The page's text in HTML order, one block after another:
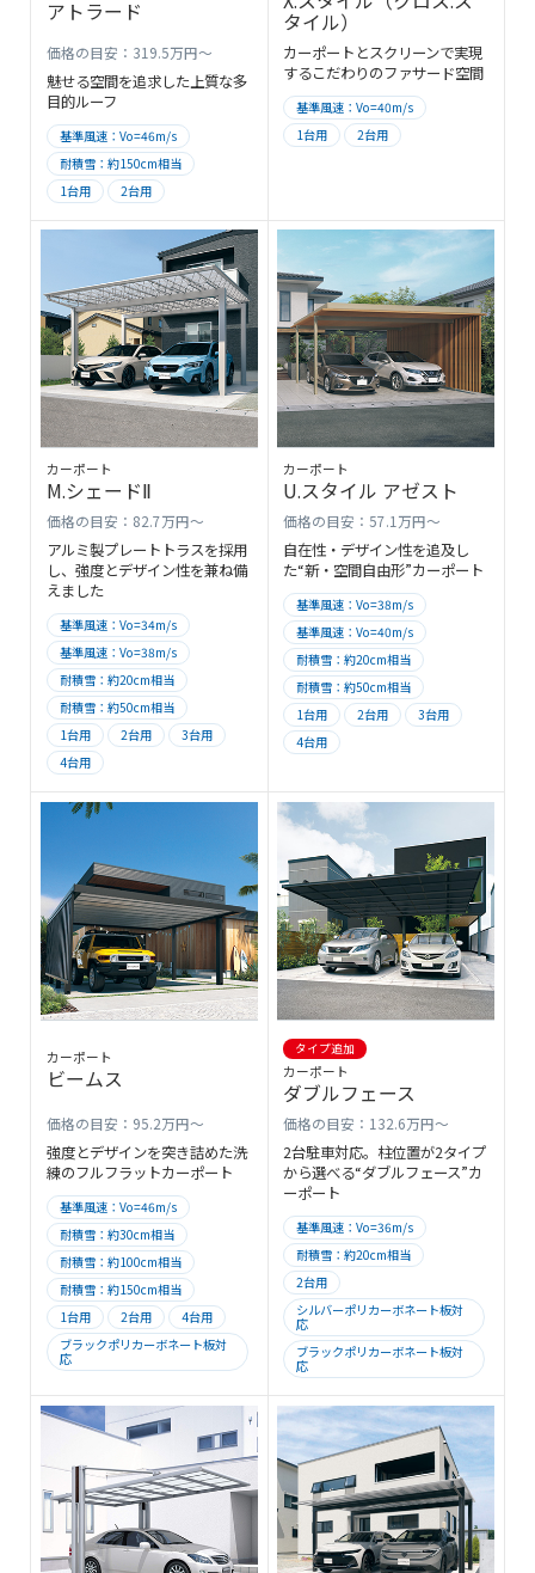
アトラード
価格の目安：319.5万円～
魅せる空間を追求した上質な多
目的ルーフ
基準風速：Vo=46m/s
耐積雪：約150cm相当
1台用
2台用
タイル）
カーポートとスクリーンで実現
するこだわりのファサード空間
基準風速：Vo=40m/s
1台用
2台用
カーポート
M.シェードⅡ
価格の目安：82.7万円～
アルミ製プレートトラスを採用
し、強度とデザイン性を兼ね備
えました
基準風速：Vo=34m/s
基準風速：Vo=38m/s
耐積雪：約20cm相当
耐積雪：約50cm相当
1台用
2台用
3台用
4台用
カーポート
U.スタイル アゼスト
価格の目安：57.1万円～
自在性・デザイン性を追及し
た“新・空間自由形”カーポート
基準風速：Vo=38m/s
基準風速：Vo=40m/s
耐積雪：約20cm相当
耐積雪：約50cm相当
1台用
2台用
3台用
4台用
カーポート
ビームス
価格の目安：95.2万円～
強度とデザインを突き詰めた洗
練のフルフラットカーポート
基準風速：Vo=46m/s
耐積雪：約30cm相当
耐積雪：約100cm相当
耐積雪：約150cm相当
1台用
2台用
4台用
ブラックポリカーボネート板対
応
タイプ追加
カーポート
ダブルフェース
価格の目安：132.6万円～
2台駐車対応。柱位置が2タイプ
から選べる“ダブルフェース”カ
ーポート
基準風速：Vo=36m/s
耐積雪：約20cm相当
2台用
シルバーポリカーボネート板対
応
ブラックポリカーボネート板対
応